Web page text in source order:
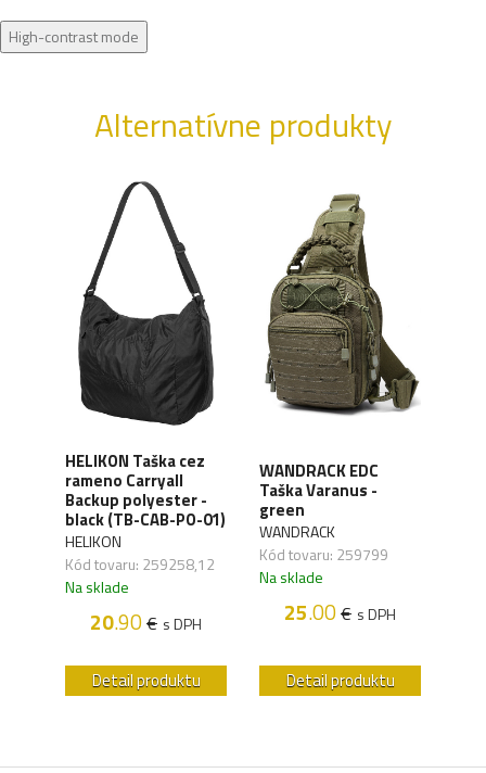
High-contrast mode
Alternatívne produkty
HELIKON Taška cez
rameno Carryall
Backup polyester -
black (TB-CAB-PO-01)
HELIKON
Kód tovaru: 259258,12
Na sklade
20.90€ s DPH
Detail produktu
WANDRACK EDC
Taška Varanus -
green
WANDRACK
Kód tovaru: 259799
Na sklade
25.00€ s DPH
Detail produktu